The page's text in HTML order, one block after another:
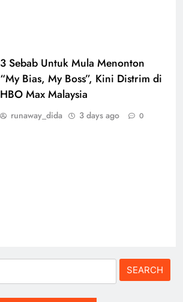
3 Sebab Untuk Mula Menonton
“My Bias, My Boss”, Kini Distrim di
HBO Max Malaysia
runaway_dida 3 days ago 0